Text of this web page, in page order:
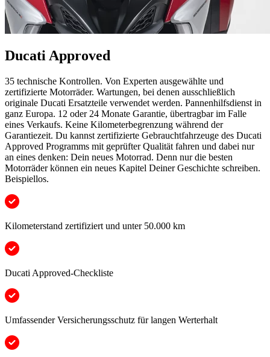
Ducati Approved
35 technische Kontrollen. Von Experten ausgewählte und
zertifizierte Motorräder. Wartungen, bei denen ausschließlich
originale Ducati Ersatzteile verwendet werden. Pannenhilfsdienst in
ganz Europa. 12 oder 24 Monate Garantie, übertragbar im Falle
eines Verkaufs. Keine Kilometerbegrenzung während der
Garantiezeit. Du kannst zertifizierte Gebrauchtfahrzeuge des Ducati
Approved Programms mit geprüfter Qualität fahren und dabei nur
an eines denken: Dein neues Motorrad. Denn nur die besten
Motorräder können ein neues Kapitel Deiner Geschichte schreiben.
Beispiellos.
Kilometerstand zertifiziert und unter 50.000 km
Ducati Approved-Checkliste
Umfassender Versicherungsschutz für langen Werterhalt